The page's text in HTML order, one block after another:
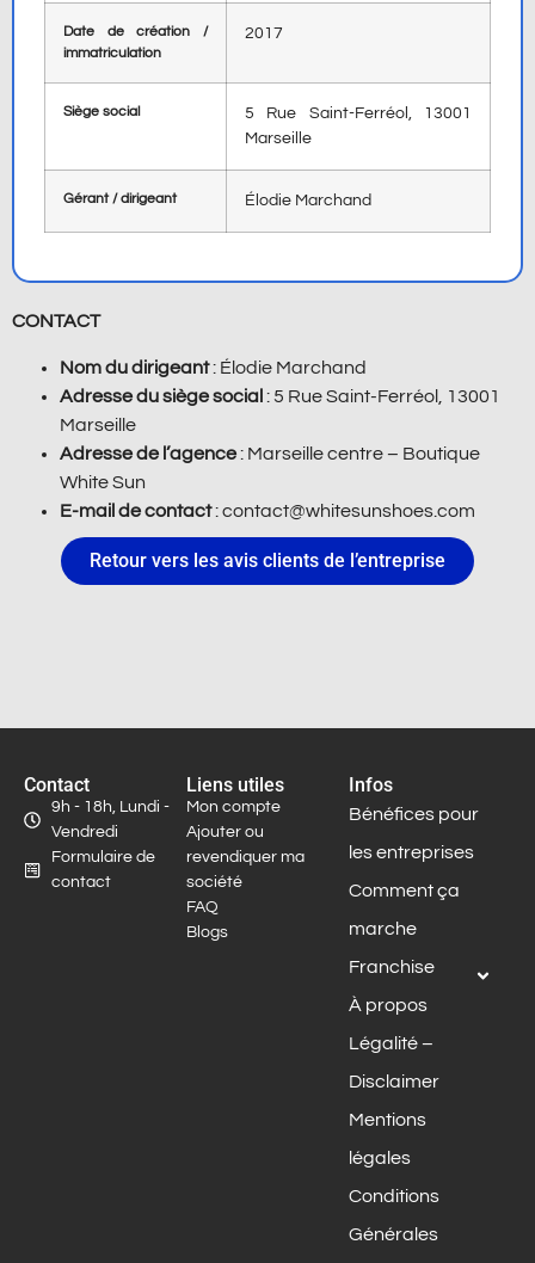
Date de création /
immatriculation
2017
Siège social
5 Rue Saint-Ferréol, 13001
Marseille
Gérant / dirigeant Élodie Marchand
CONTACT
Nom du dirigeant: Élodie Marchand
Adresse du siège social : 5 Rue Saint-Ferréol, 13001
Marseille
Adresse de l’agence: Marseille centre – Boutique
White Sun
E-mail de contact: contact@whitesunshoes.com
Retour vers les avis clients de l’entreprise
Contact
9h - 18h, Lundi -
Vendredi
Formulaire de
contact
Liens utiles
Mon compte
Ajouter ou
revendiquer ma
société
FAQ
Blogs
Infos
Bénéfices pour
les entreprises
Comment ça
marche
Franchise
À propos
Légalité –
Disclaimer
Mentions
légales
Conditions
Générales